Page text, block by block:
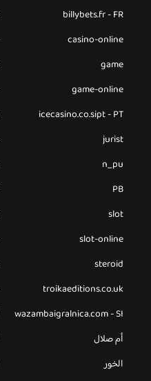
billybets.fr - FR
casino-online
game
game-online
icecasino.co.sipt - PT
jurist
n_pu
PB
slot
slot-online
steroid
troikaeditions.co.uk
wazambaigralnica.com - SI
أم صلال
الخور